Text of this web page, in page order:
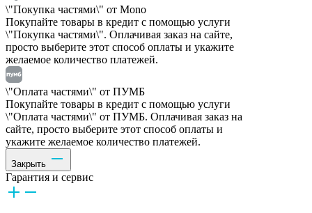
\"Покупка частями\" от Mono
Покупайте товары в кредит с помощью услуги
\"Покупка частями\". Оплачивая заказ на сайте,
просто выберите этот способ оплаты и укажите
желаемое количество платежей.
\"Оплата частями\" от ПУМБ
Покупайте товары в кредит с помощью услуги
\"Оплата частями\" от ПУМБ. Оплачивая заказ на
сайте, просто выберите этот способ оплаты и
укажите желаемое количество платежей.
Закрыть
Гарантия и сервис